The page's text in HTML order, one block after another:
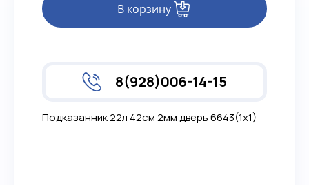
В корзину
8(928)006-14-15
Подказанник 22л 42см 2мм дверь 6643(1х1)